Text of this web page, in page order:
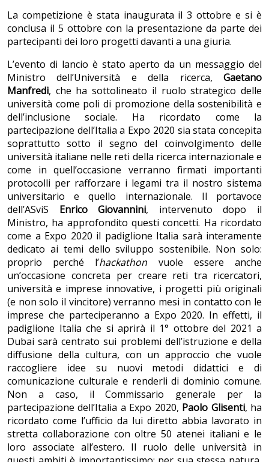
La competizione è stata inaugurata il 3 ottobre e si è
conclusa il 5 ottobre con la presentazione da parte dei
partecipanti dei loro progetti davanti a una giuria.
L’evento di lancio è stato aperto da un messaggio del
Ministro dell’Università e della ricerca, Gaetano
Manfredi, che ha sottolineato il ruolo strategico delle
università come poli di promozione della sostenibilità e
dell’inclusione sociale. Ha ricordato come la
partecipazione dell’Italia a Expo 2020 sia stata concepita
soprattutto sotto il segno del coinvolgimento delle
università italiane nelle reti della ricerca internazionale e
come in quell’occasione verranno firmati importanti
protocolli per rafforzare i legami tra il nostro sistema
universitario e quello internazionale. Il portavoce
dell’ASviS Enrico Giovannini, intervenuto dopo il
Ministro, ha approfondito questi concetti. Ha ricordato
come a Expo 2020 il padiglione Italia sarà interamente
dedicato ai temi dello sviluppo sostenibile. Non solo:
proprio perché l’hackathon vuole essere anche
un’occasione concreta per creare reti tra ricercatori,
università e imprese innovative, i progetti più originali
(e non solo il vincitore) verranno mesi in contatto con le
imprese che parteciperanno a Expo 2020. In effetti, il
padiglione Italia che si aprirà il 1° ottobre del 2021 a
Dubai sarà centrato sui problemi dell’istruzione e della
diffusione della cultura, con un approccio che vuole
raccogliere idee su nuovi metodi didattici e di
comunicazione culturale e renderli di dominio comune.
Non a caso, il Commissario generale per la
partecipazione dell’Italia a Expo 2020, Paolo Glisenti, ha
ricordato come l’ufficio da lui diretto abbia lavorato in
stretta collaborazione con oltre 50 atenei italiani e le
loro associate all’estero. Il ruolo delle università in